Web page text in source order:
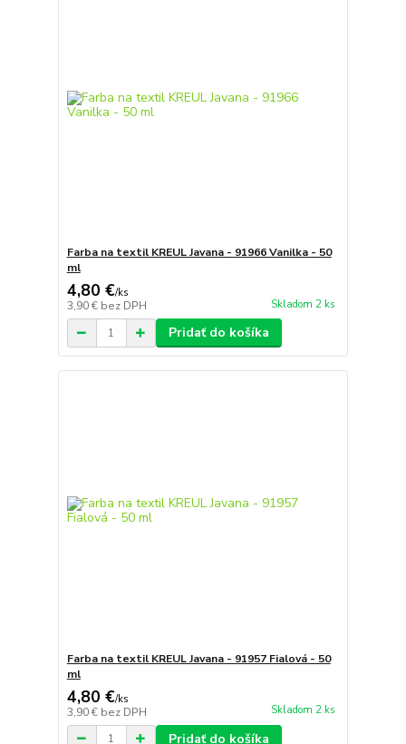
Farba na textil KREUL Javana - 91966 Vanilka - 50
ml
4,80 €/ks
3,90 € bez DPH Skladom 2 ks
Pridať do košíka
Farba na textil KREUL Javana - 91957 Fialová - 50
ml
4,80 €/ks
3,90 € bez DPH Skladom 2 ks
Pridať do košíka